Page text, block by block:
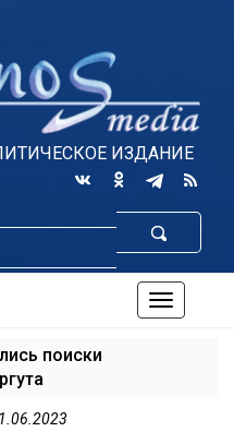
ИЗДАНИЕ
по
поиски